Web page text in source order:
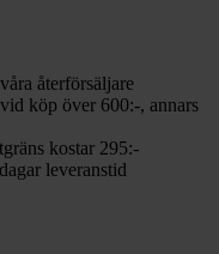
återförsäljare
köp över 600:-, annars
kostar 295:-
leveranstid